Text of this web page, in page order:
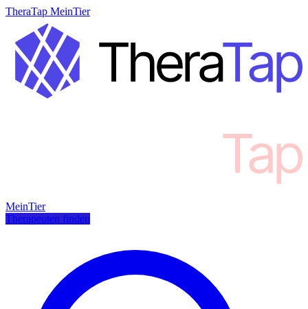
TheraTap MeinTier
MeinTier
Therapeuten finden